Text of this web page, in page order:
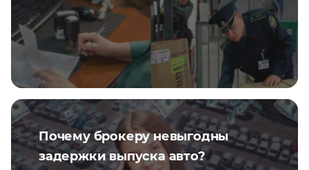
Почему брокеру невыгодны
задержки выпуска авто?